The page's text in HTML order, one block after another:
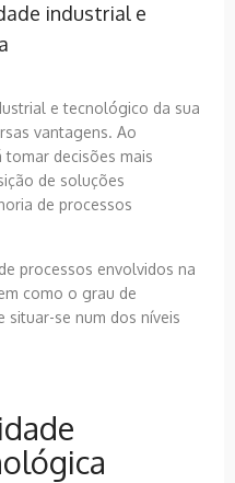
industrial e
e tecnológico da sua
vantagens. Ao
tomar decisões mais
de soluções
de processos
processos envolvidos na
como o grau de
situar-se num dos níveis